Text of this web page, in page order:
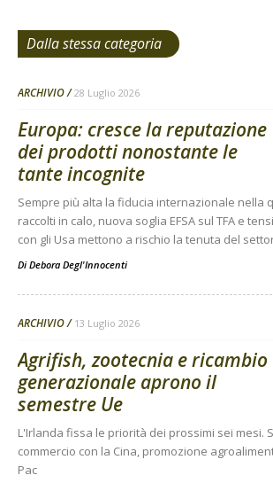
Dalla stessa categoria
ARCHIVIO 28 Luglio 2026
Europa: cresce la reputazione
dei prodotti nonostante le
tante incognite
Sempre più alta la fiducia internazionale nella
raccolti in calo, nuova soglia EFSA sul TFA e
con gli Usa mettono a rischio la tenuta del
Di Debora Degl'Innocenti
ARCHIVIO 13 Luglio 2026
Agrifish, zootecnia e ricambio
generazionale aprono il
semestre Ue
L'Irlanda fissa le priorità dei prossimi sei mesi.
commercio con la Cina, promozione
Pac